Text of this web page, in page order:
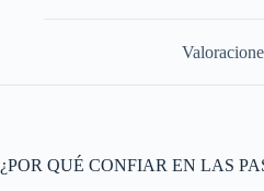
¿POR QUÉ CONFIAR EN LAS